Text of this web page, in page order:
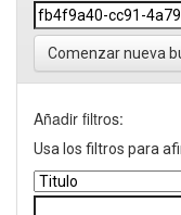
Comenzar nueva
Añadir filtros:
Usa los filtros para